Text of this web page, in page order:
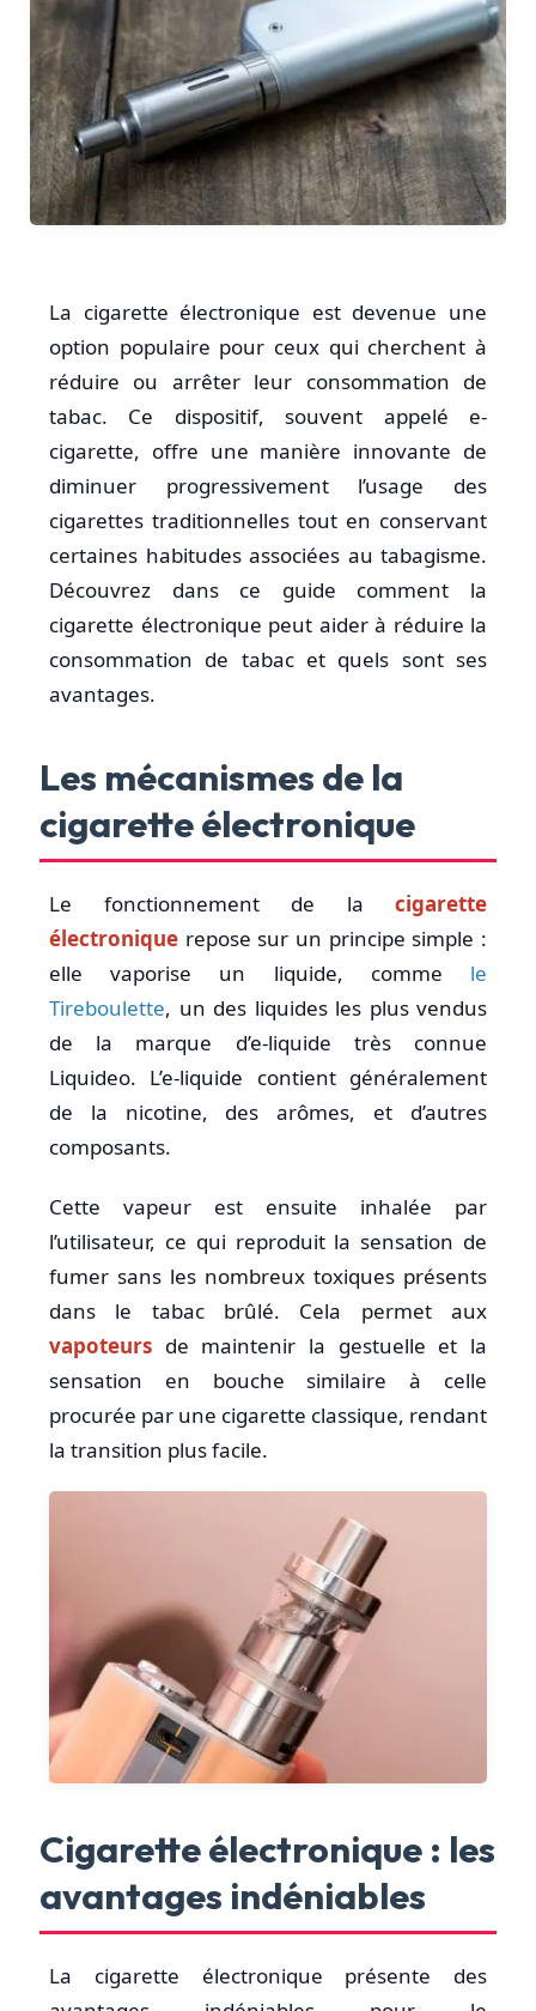
La cigarette électronique est devenue une
option populaire pour ceux qui cherchent à
réduire ou arrêter leur consommation de
tabac. Ce dispositif, souvent appelé e-
cigarette, offre une manière innovante de
diminuer progressivement l’usage des
cigarettes traditionnelles tout en conservant
certaines habitudes associées au tabagisme.
Découvrez dans ce guide comment la
cigarette électronique peut aider à réduire la
consommation de tabac et quels sont ses
avantages.
Les mécanismes de la
cigarette électronique
Le fonctionnement de la cigarette
électronique repose sur un principe simple :
elle vaporise un liquide, comme le
Tireboulette, un des liquides les plus vendus
de la marque d’e-liquide très connue
Liquideo. L’e-liquide contient généralement
de la nicotine, des arômes, et d’autres
composants.
Cette vapeur est ensuite inhalée par
l’utilisateur, ce qui reproduit la sensation de
fumer sans les nombreux toxiques présents
dans le tabac brûlé. Cela permet aux
vapoteurs de maintenir la gestuelle et la
sensation en bouche similaire à celle
procurée par une cigarette classique, rendant
la transition plus facile.
Cigarette électronique : les
avantages indéniables
La cigarette électronique présente des